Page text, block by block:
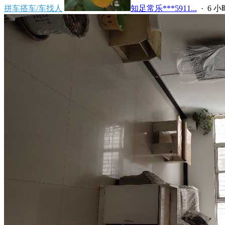
拼车搭车/车找人 知足常乐***5911... · 6 小